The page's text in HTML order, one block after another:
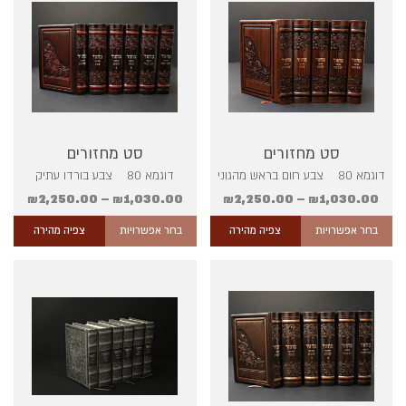
סט מחזורים
דוגמא 80 צבע חום בראש מהגוני
₪1,030.00
–
₪2,250.00
בחר אפשרויות צפיה מהירה
סט מחזורים
דוגמא 80 צבע בורדו עתיק
₪1,030.00
–
₪2,250.00
בחר אפשרויות צפיה מהירה